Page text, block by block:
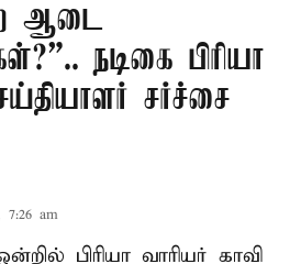
ஆடை
நடிகை பிரியா
சர்ச்சை
7:26 am
பிரியா வாரியர் காவி